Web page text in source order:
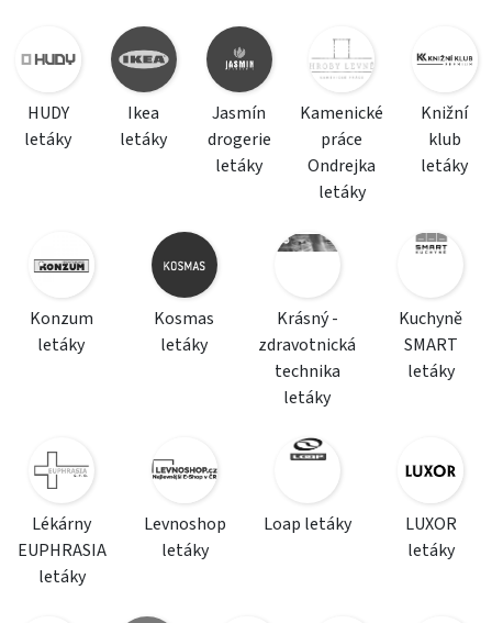
HUDY
letáky
Ikea
letáky
Jasmín
drogerie
letáky
Kamenické
práce
Ondrejka
letáky
Knižní
klub
letáky
Konzum
letáky
Kosmas
letáky
Krásný -
zdravotnická
technika
letáky
Kuchyně
SMART
letáky
Lékárny
EUPHRASIA
letáky
Levnoshop
letáky
Loap letáky
LUXOR
letáky